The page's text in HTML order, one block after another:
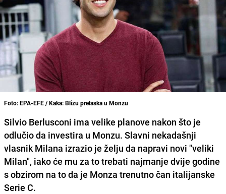
Foto: EPA-EFE / Kaka: Blizu prelaska u Monzu
Silvio Berlusconi ima velike planove nakon što je
odlučio da investira u Monzu. Slavni nekadašnji
vlasnik Milana izrazio je želju da napravi novi "veliki
Milan", iako će mu za to trebati najmanje dvije godine
s obzirom na to da je Monza trenutno čan italijanske
Serie C.